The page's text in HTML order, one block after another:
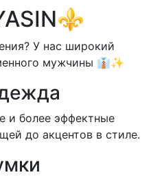
У нас широкий
мужчины 👔✨
и более эффектные
до акцентов в стиле.